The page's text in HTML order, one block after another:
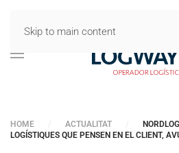
Skip to main content
HOME ACTUALITAT
LOGÍSTIQUES QUE PENSEN EN EL CLIENT,